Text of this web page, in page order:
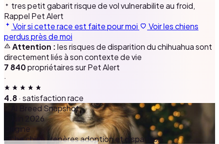
tres petit gabaritrisque de volvulnerabilite au froid,
Rappel Pet Alert
Voir si cette race est faite pour moi
Voir les chiens
perdus près de moi
Attention :les risques de disparition du chihuahua sont
directement liés à son contexte de vie
7 840propriétaires sur Pet Alert
·
4.8· satisfaction race
AI Breed Snapshot
Juin 2026
Origine
Fiche chien · repères adoption et disparition